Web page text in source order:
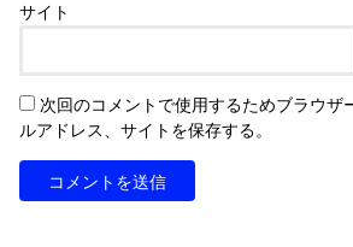
サイト
次回のコメントで使用するためブラウザ
ルアドレス、サイトを保存する。